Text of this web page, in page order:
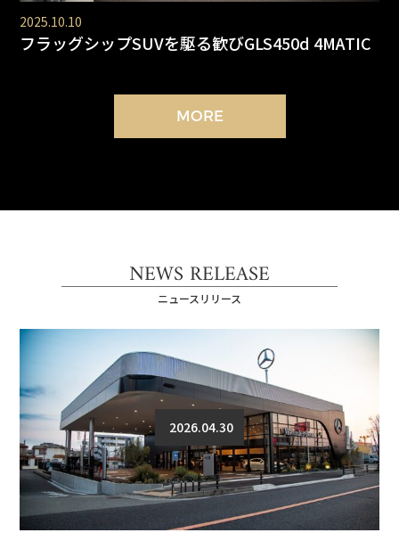
2025.10.10
フラッグシップSUVを駆る歓びGLS450d 4MATIC
MORE
NEWS RELEASE
ニュースリリース
2026.04.30